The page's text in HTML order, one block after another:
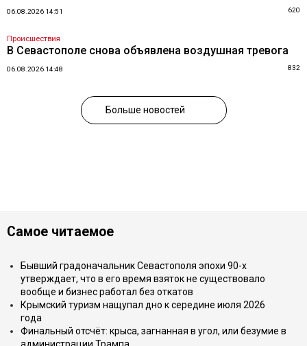
06.08.2026 14:51 620
Происшествия
В Севастополе снова объявлена воздушная тревога
06.08.2026 14:48 832
Больше новостей
Самое читаемое
Бывший градоначальник Севастополя эпохи 90-х
утверждает, что в его время взяток не существовало
вообще и бизнес работал без откатов
Крымский туризм нащупал дно к середине июля 2026
года
Финальный отсчёт: крыса, загнанная в угол, или безумие в